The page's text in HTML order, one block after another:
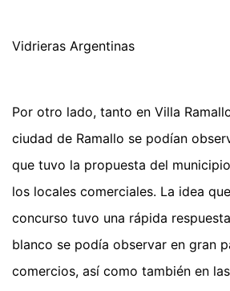
Vidrieras Argentinas
Por otro lado, tanto en Villa
ciudad de Ramallo se podían
que tuvo la propuesta del
los locales comerciales. La idea
concurso tuvo una rápida
blanco se podía observar en gran
comercios, así como también en